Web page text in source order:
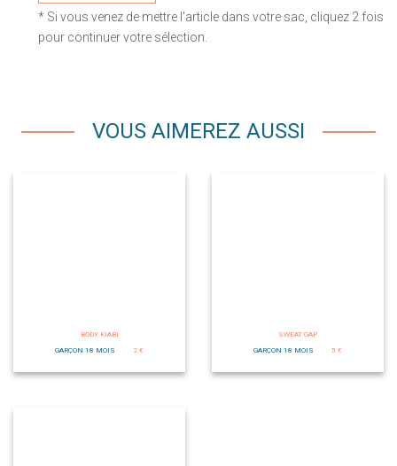
* Si vous venez de mettre l'article dans votre sac, cliquez 2 fois
pour continuer votre sélection.
VOUS AIMEREZ AUSSI
BODY KIABI
GARÇON 18 MOIS
2 €
SWEAT GAP
GARÇON 18 MOIS
5 €